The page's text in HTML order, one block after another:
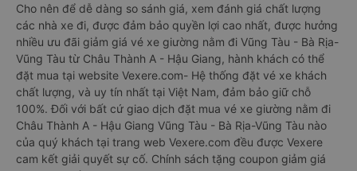
Cho nên để dễ dàng so sánh giá, xem đánh giá chất lượng
các nhà xe đi, được đảm bảo quyền lợi cao nhất, được hưởng
nhiều ưu đãi giảm giá vé xe giường nằm đi Vũng Tàu - Bà Rịa-
Vũng Tàu từ Châu Thành A - Hậu Giang, hành khách có thể
đặt mua tại website Vexere.com- Hệ thống đặt vé xe khách
chất lượng, và uy tín nhất tại Việt Nam, đảm bảo giữ chỗ
100%. Đối với bất cứ giao dịch đặt mua vé xe giường nằm đi
Châu Thành A - Hậu Giang Vũng Tàu - Bà Rịa-Vũng Tàu nào
của quý khách tại trang web Vexere.com đều được Vexere
cam kết giải quyết sự cố. Chính sách tặng coupon giảm giá